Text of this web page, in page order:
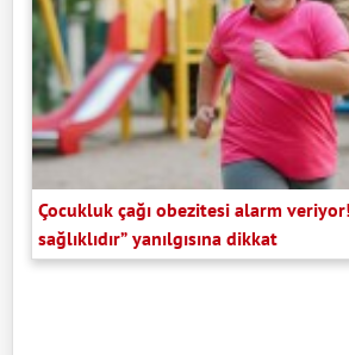
Çocukluk çağı obezitesi alarm
sağlıklıdır” yanılgısına dikkat